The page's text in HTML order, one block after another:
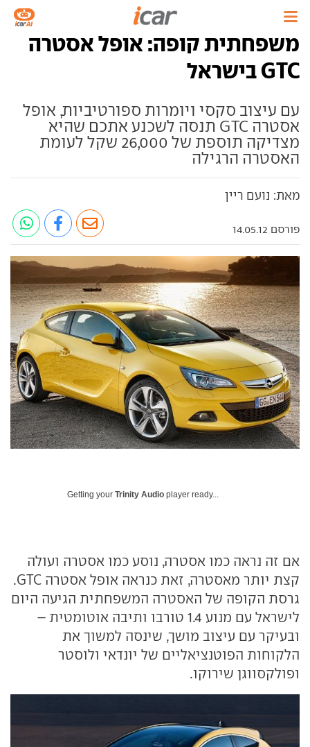
משפחתית קופה: אופל אסטרה
GTC בישראל
עם עיצוב סקסי ויומרות ספורטיביות, אופל
אסטרה GTC תנסה לשכנע אתכם שהיא
מצדיקה תוספת של 26,000 שקל לעומת
האסטרה הרגילה
מאת: נועם ריין
פורסם 14.05.12
Getting your Trinity Audio player ready...
אם זה נראה כמו אסטרה, נוסע כמו אסטרה ועולה
קצת יותר מאסטרה, זאת כנראה אופל אסטרה GTC
.
גרסת הקופה של האסטרה המשפחתית הגיעה היום
לישראל עם מנוע 1.4 טורבו ותיבה אוטומטית –
ובעיקר עם עיצוב מושך, שינסה למשוך את
הלקוחות הפוטנציאליים של יונדאי ולוסטר
ופולקסווגן שירוקו.